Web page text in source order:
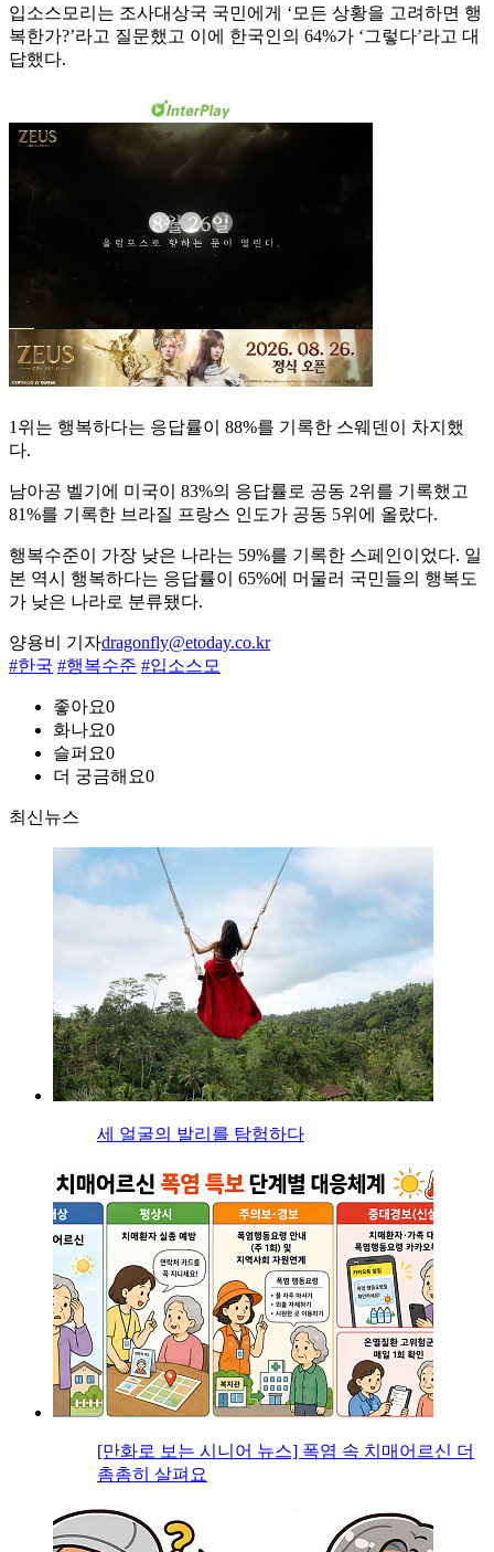
입소스모리는 조사대상국 국민에게 ‘모든 상황을 고려하면 행
복한가?’라고 질문했고 이에 한국인의 64%가 ‘그렇다’라고 대
답했다.
1위는 행복하다는 응답률이 88%를 기록한 스웨덴이 차지했
다.
남아공 벨기에 미국이 83%의 응답률로 공동 2위를 기록했고
81%를 기록한 브라질 프랑스 인도가 공동 5위에 올랐다.
행복수준이 가장 낮은 나라는 59%를 기록한 스페인이었다. 일
본 역시 행복하다는 응답률이 65%에 머물러 국민들의 행복도
가 낮은 나라로 분류됐다.
양용비 기자dragonfly@etoday.co.kr
#한국 #행복수준 #입소스모
좋아요0
화나요0
슬퍼요0
더 궁금해요0
최신뉴스
세 얼굴의 발리를 탐험하다
[만화로 보는 시니어 뉴스] 폭염 속 치매어르신 더
촘촘히 살펴요